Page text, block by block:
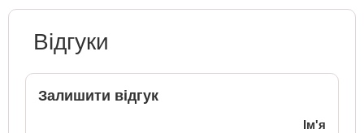
Відгуки
Залишити відгук
Ім'я